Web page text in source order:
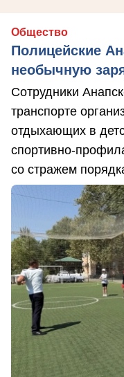
Общество
Полицейские
необычную
Сотрудники
транспорте
отдыхающих в
спортивно-
со стражем